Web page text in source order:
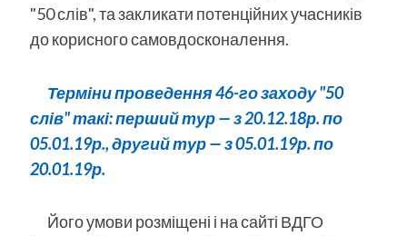
"50 слів", та закликати потенційних учасників
до корисного самовдосконалення.
Терміни проведення 46-го заходу "50
слів" такі: перший тур—з 20.12.18р. по
05.01.19р., другий тур—з 05.01.19р. по
20.01.19р.
Його умови розміщені і на сайті ВДГО